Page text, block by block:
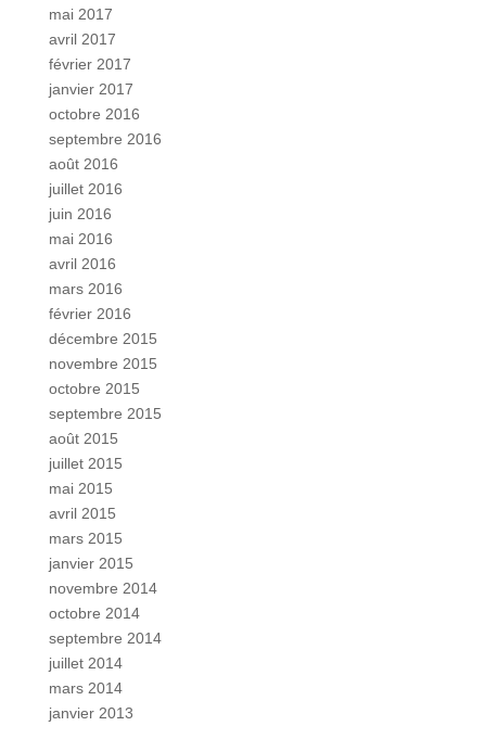
mai 2017
avril 2017
février 2017
janvier 2017
octobre 2016
septembre 2016
août 2016
juillet 2016
juin 2016
mai 2016
avril 2016
mars 2016
février 2016
décembre 2015
novembre 2015
octobre 2015
septembre 2015
août 2015
juillet 2015
mai 2015
avril 2015
mars 2015
janvier 2015
novembre 2014
octobre 2014
septembre 2014
juillet 2014
mars 2014
janvier 2013